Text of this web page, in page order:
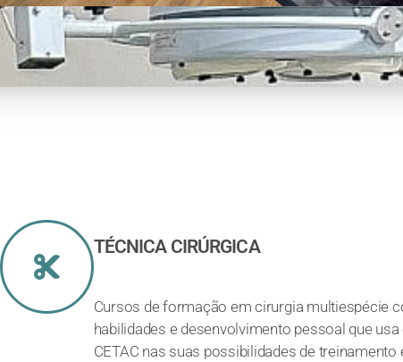
TÉCNICA CIRÚRGICA
Cursos de formação em cirurgia multiespécie
habilidades e desenvolvimento pessoal que
CETAC nas suas possibilidades de treinamento